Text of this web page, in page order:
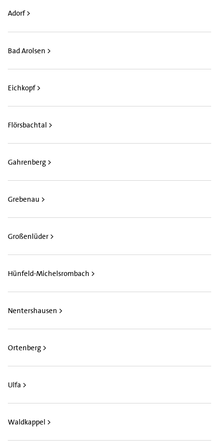
Adorf >
Bad Arolsen >
Eichkopf >
Flörsbachtal >
Gahrenberg >
Grebenau >
Großenlüder >
Hünfeld-Michelsrombach >
Nentershausen >
Ortenberg >
Ulfa >
Waldkappel >